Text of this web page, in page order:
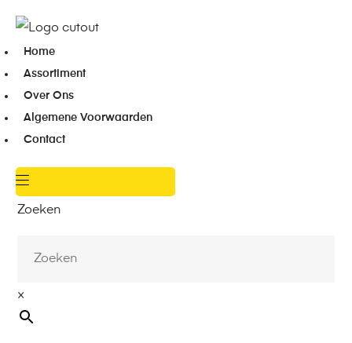
Home
Assortiment
Over Ons
Algemene Voorwaarden
Contact
Zoeken
×